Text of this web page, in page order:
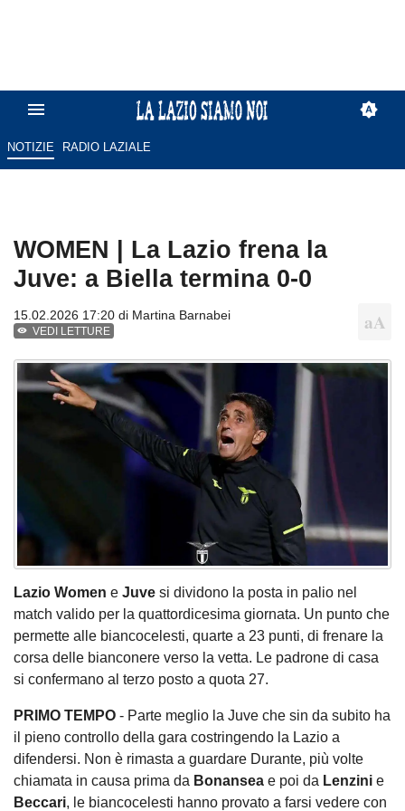
NOTIZIE RADIO LAZIALE
WOMEN | La Lazio frena la
Juve: a Biella termina 0-0
15.02.2026 17:20 di Martina Barnabei
VEDI LETTURE
Lazio Women e Juve si dividono la posta in palio nel
match valido per la quattordicesima giornata. Un punto che
permette alle biancocelesti, quarte a 23 punti, di frenare la
corsa delle bianconere verso la vetta. Le padrone di casa
si confermano al terzo posto a quota 27.
PRIMO TEMPO - Parte meglio la Juve che sin da subito ha
il pieno controllo della gara costringendo la Lazio a
difendersi. Non è rimasta a guardare Durante, più volte
chiamata in causa prima da Bonansea e poi da Lenzini e
Beccari, le biancocelesti hanno provato a farsi vedere con